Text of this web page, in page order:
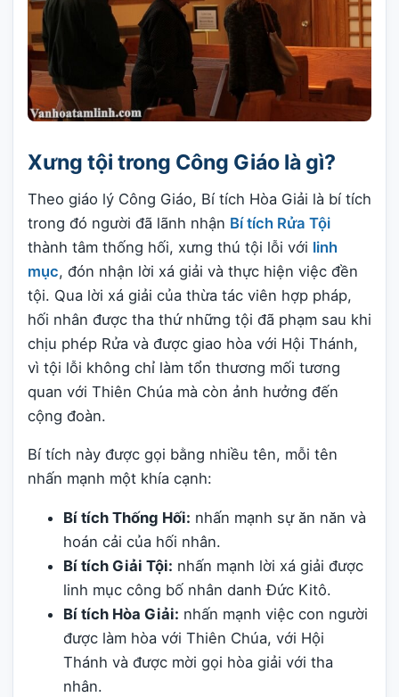
Xưng tội trong Công Giáo là gì?
Theo giáo lý Công Giáo, Bí tích Hòa Giải là bí tích
trong đó người đã lãnh nhận Bí tích Rửa Tội
thành tâm thống hối, xưng thú tội lỗi với linh
mục, đón nhận lời xá giải và thực hiện việc đền
tội. Qua lời xá giải của thừa tác viên hợp pháp,
hối nhân được tha thứ những tội đã phạm sau khi
chịu phép Rửa và được giao hòa với Hội Thánh,
vì tội lỗi không chỉ làm tổn thương mối tương
quan với Thiên Chúa mà còn ảnh hưởng đến
cộng đoàn.
Bí tích này được gọi bằng nhiều tên, mỗi tên
nhấn mạnh một khía cạnh:
Bí tích Thống Hối: nhấn mạnh sự ăn năn và
hoán cải của hối nhân.
Bí tích Giải Tội: nhấn mạnh lời xá giải được
linh mục công bố nhân danh Đức Kitô.
Bí tích Hòa Giải: nhấn mạnh việc con người
được làm hòa với Thiên Chúa, với Hội
Thánh và được mời gọi hòa giải với tha
nhân.